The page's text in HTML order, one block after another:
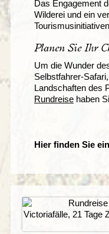
Das Engagement
Wilderei und ein
Planen Sie Ihr
Um die Wunder
Selbstfahrer-
Landschaften des
Rundreise haben
Hier finden Sie